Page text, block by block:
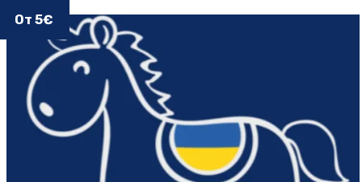
От 4€
От 4€
От 5€